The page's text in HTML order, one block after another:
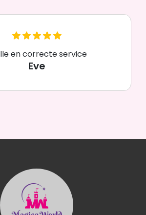
en correcte service
Eve